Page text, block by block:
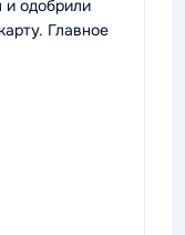
и одобрили
Главное